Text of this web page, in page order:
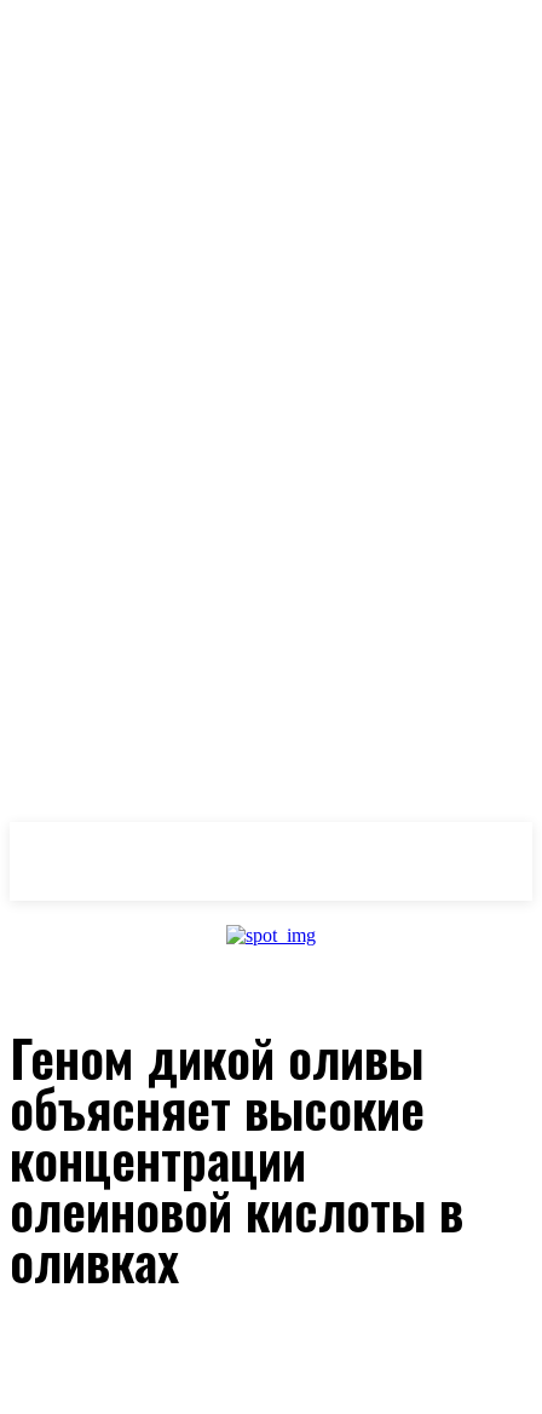
Геном дикой оливы
объясняет высокие
концентрации
олеиновой кислоты в
оливках